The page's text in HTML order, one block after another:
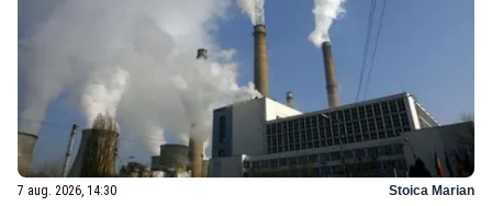
7 aug. 2026, 14:30 Stoica Marian